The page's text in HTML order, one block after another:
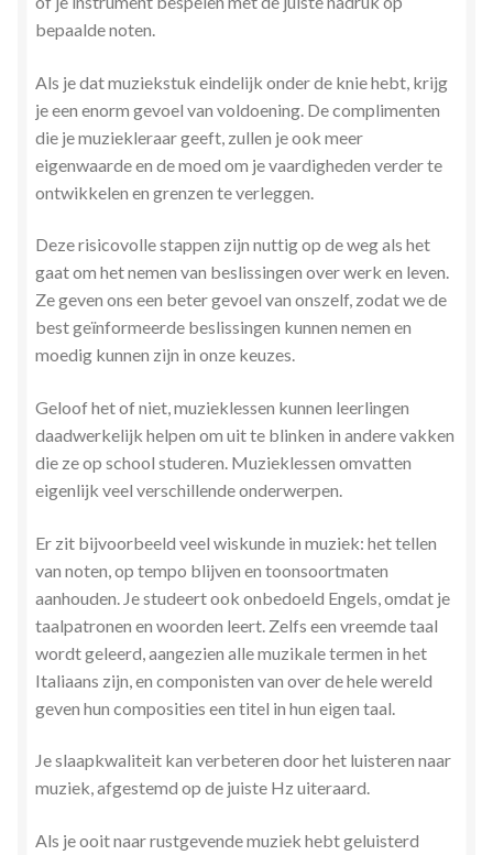
bepaalde noten.
Als je dat muziekstuk eindelijk onder de knie hebt, krijg
je een enorm gevoel van voldoening. De complimenten
die je muziekleraar geeft, zullen je ook meer
eigenwaarde en de moed om je vaardigheden verder te
ontwikkelen en grenzen te verleggen.
Deze risicovolle stappen zijn nuttig op de weg als het
gaat om het nemen van beslissingen over werk en leven.
Ze geven ons een beter gevoel van onszelf, zodat we de
best geïnformeerde beslissingen kunnen nemen en
moedig kunnen zijn in onze keuzes.
Geloof het of niet, muzieklessen kunnen leerlingen
daadwerkelijk helpen om uit te blinken in andere vakken
die ze op school studeren. Muzieklessen omvatten
eigenlijk veel verschillende onderwerpen.
Er zit bijvoorbeeld veel wiskunde in muziek: het tellen
van noten, op tempo blijven en toonsoortmaten
aanhouden. Je studeert ook onbedoeld Engels, omdat je
taalpatronen en woorden leert. Zelfs een vreemde taal
wordt geleerd, aangezien alle muzikale termen in het
Italiaans zijn, en componisten van over de hele wereld
geven hun composities een titel in hun eigen taal.
Je slaapkwaliteit kan verbeteren door het luisteren naar
muziek, afgestemd op de juiste Hz uiteraard.
Als je ooit naar rustgevende muziek hebt geluisterd